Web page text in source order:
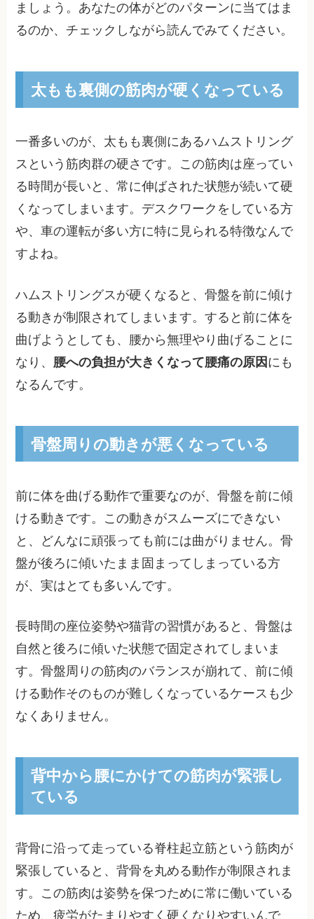
ましょう。あなたの体がどのパターンに当てはま
るのか、チェックしながら読んでみてください。
太もも裏側の筋肉が硬くなっている
一番多いのが、太もも裏側にあるハムストリング
スという筋肉群の硬さです。この筋肉は座ってい
る時間が長いと、常に伸ばされた状態が続いて硬
くなってしまいます。デスクワークをしている方
や、車の運転が多い方に特に見られる特徴なんで
すよね。
ハムストリングスが硬くなると、骨盤を前に傾け
る動きが制限されてしまいます。すると前に体を
曲げようとしても、腰から無理やり曲げることに
なり、 腰への負担が大きくなって腰痛の原因 にも
なるんです。
骨盤周りの動きが悪くなっている
前に体を曲げる動作で重要なのが、骨盤を前に傾
ける動きです。この動きがスムーズにできない
と、どんなに頑張っても前には曲がりません。骨
盤が後ろに傾いたまま固まってしまっている方
が、実はとても多いんです。
長時間の座位姿勢や猫背の習慣があると、骨盤は
自然と後ろに傾いた状態で固定されてしまいま
す。骨盤周りの筋肉のバランスが崩れて、前に傾
ける動作そのものが難しくなっているケースも少
なくありません。
背中から腰にかけての筋肉が緊張し
ている
背骨に沿って走っている脊柱起立筋という筋肉が
緊張していると、背骨を丸める動作が制限されま
す。この筋肉は姿勢を保つために常に働いている
ため、疲労がたまりやすく硬くなりやすいんで